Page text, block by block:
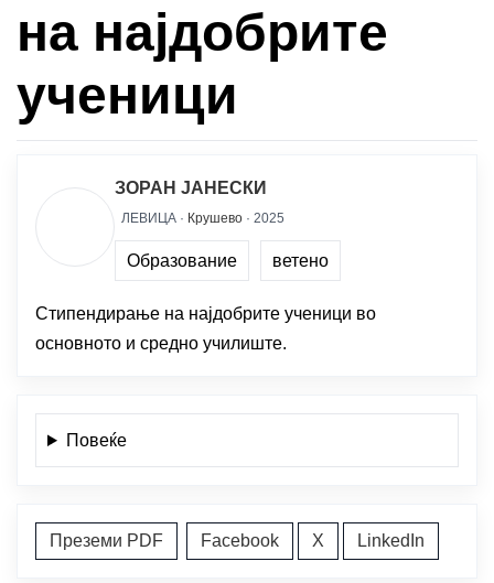
на најдобрите
ученици
ЗОРАН ЈАНЕСКИ
ЛЕВИЦА · Крушево · 2025
Образование ветено
Стипендирање на најдобрите ученици во
основното и средно училиште.
Повеќе
Преземи PDF Facebook X LinkedIn